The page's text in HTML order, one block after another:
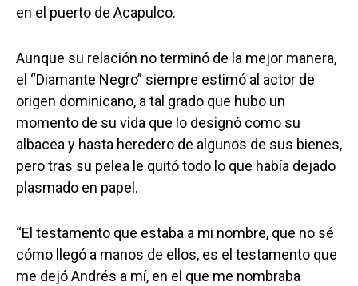
en el puerto de Acapulco.
Aunque su relación no terminó de la mejor manera,
el “Diamante Negro” siempre estimó al actor de
origen dominicano, a tal grado que hubo un
momento de su vida que lo designó como su
albacea y hasta heredero de algunos de sus bienes,
pero tras su pelea le quitó todo lo que había dejado
plasmado en papel.
“El testamento que estaba a mi nombre, que no sé
cómo llegó a manos de ellos, es el testamento que
me dejó Andrés a mí, en el que me nombraba